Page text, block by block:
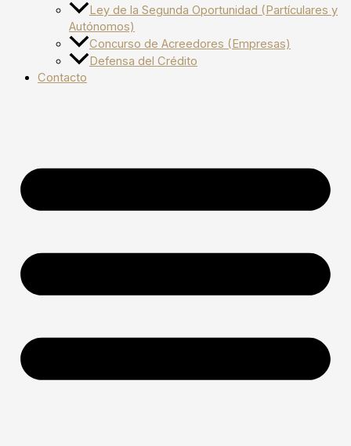
Ley de la Segunda Oportunidad (Partículares y
Autónomos)
Concurso de Acreedores (Empresas)
Defensa del Crédito
Contacto